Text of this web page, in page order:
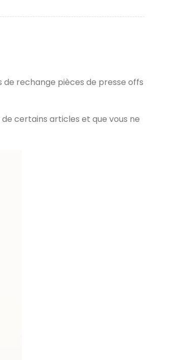
de rechange pièces de presse offs
certains articles et que vous ne